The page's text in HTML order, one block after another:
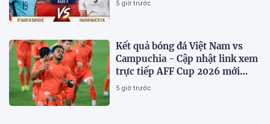
5 giờ trước
Kết quả bóng đá Việt Nam vs
Campuchia - Cập nhật link xem
trực tiếp AFF Cup 2026 mới
nhất
5 giờ trước